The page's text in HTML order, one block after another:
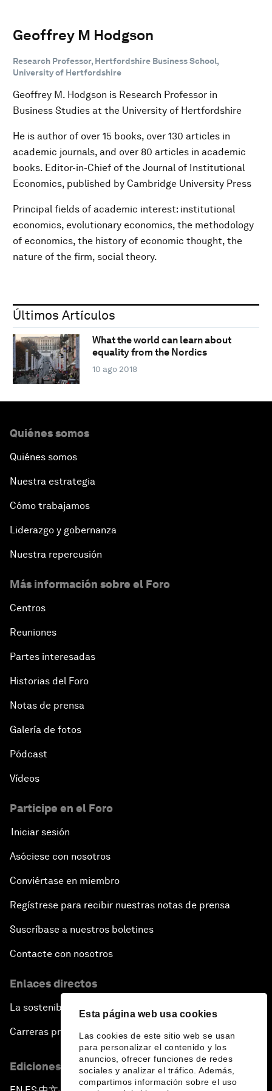
Esta página web usa cookies
Las cookies de este sitio web se usan
para personalizar el contenido y los
anuncios, ofrecer funciones de redes
sociales y analizar el tráfico. Además,
compartimos información sobre el uso
Geoffrey M Hodgson
Research Professor, Hertfordshire Business School,
University of Hertfordshire
Geoffrey M. Hodgson is Research Professor in
Business Studies at the University of Hertfordshire
He is author of over 15 books, over 130 articles in
academic journals, and over 80 articles in academic
books. Editor-in-Chief of the Journal of Institutional
Economics, published by Cambridge University Press
Principal fields of academic interest: institutional
economics, evolutionary economics, the methodology
of economics, the history of economic thought, the
nature of the firm, social theory.
Últimos Artículos
What the world can learn about
equality from the Nordics
10 ago 2018
Quiénes somos
Quiénes somos
Nuestra estrategia
Cómo trabajamos
Liderazgo y gobernanza
Nuestra repercusión
Más información sobre el Foro
Centros
Reuniones
Partes interesadas
Historias del Foro
Notas de prensa
Galería de fotos
Pódcast
Vídeos
Participe en el Foro
Iniciar sesión
Asóciese con nosotros
Conviértase en miembro
Regístrese para recibir nuestras notas de prensa
Suscríbase a nuestros boletines
Contacte con nosotros
Enlaces directos
La sostenibilidad en el Foro
Carreras profesionales
Ediciones en otros idiomas
▪ ▪ ▪